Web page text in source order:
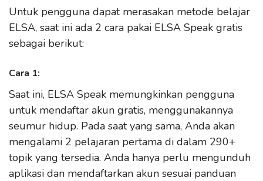
Untuk pengguna dapat merasakan metode belajar
ELSA, saat ini ada 2 cara pakai ELSA Speak gratis
sebagai berikut:
Cara 1:
Saat ini, ELSA Speak memungkinkan pengguna
untuk mendaftar akun gratis, menggunakannya
seumur hidup. Pada saat yang sama, Anda akan
mengalami 2 pelajaran pertama di dalam 290+
topik yang tersedia. Anda hanya perlu mengunduh
aplikasi dan mendaftarkan akun sesuai panduan